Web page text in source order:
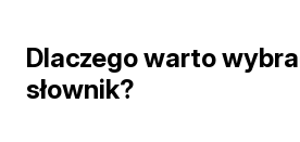
Dlaczego warto
słownik?